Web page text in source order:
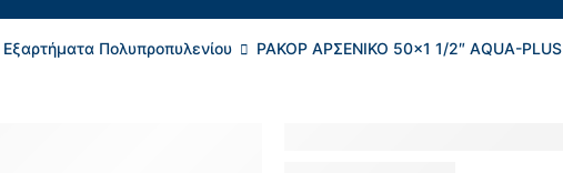
Εξαρτήματα Πολυπροπυλενίου ΡΑΚΟΡ ΑΡΣΕΝΙΚΟ 50×1 1/2″ AQUA-PLUS